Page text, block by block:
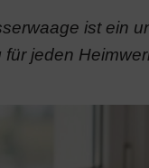
ist ein
für jeden